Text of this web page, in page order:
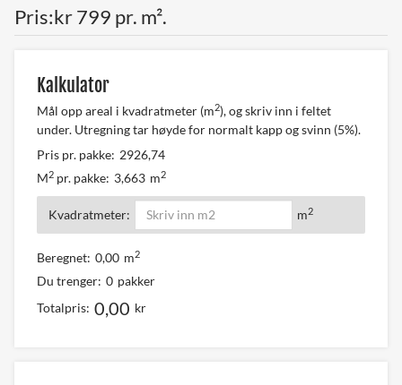
Pris kr 799 pr. m².
Kalkulator
Mål opp areal i kvadratmeter (m2), og skriv inn i feltet
under. Utregning tar høyde for normalt kapp og svinn (5%).
Pris pr. pakke: 2926,74
M2 pr. pakke: 3,663 m2
Kvadratmeter: m2
Beregnet: 0,00 m2
Du trenger: 0 pakker
Totalpris: 0,00 kr